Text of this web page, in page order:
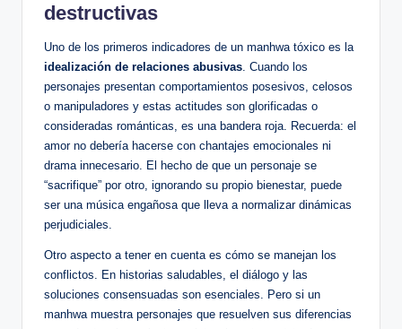
destructivas
Uno de​ los primeros indicadores de un manhwa tóxico es la
idealización⁢ de​ relaciones⁤ abusivas . Cuando los
personajes presentan​ comportamientos‌ posesivos, celosos
o manipuladores y estas ​actitudes son glorificadas o
consideradas románticas, es una bandera roja. Recuerda: el
amor no debería hacerse con chantajes emocionales ni
drama innecesario. El hecho de que⁢ un personaje se
“sacrifique” ​por otro, ignorando su propio ⁤bienestar, puede
ser ‌una música engañosa que lleva a normalizar dinámicas
perjudiciales.
Otro aspecto a tener en cuenta es cómo ‍se manejan los
‌conflictos. En historias saludables, ⁤el diálogo y las
soluciones consensuadas son esenciales. Pero si un
⁤manhwa muestra​ personajes que resuelven sus diferencias